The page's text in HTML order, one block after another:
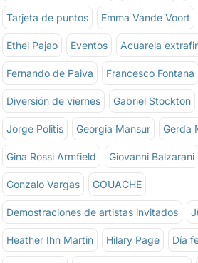
Tarjeta de puntos Emma Vande Voort
Ethel Pajao Eventos Acuarela
Fernando de Paiva Francesco Fontana
Diversión de viernes Gabriel Stockton
Jorge Politis Georgia Mansur Gerda
Gina Rossi Armfield Giovanni Balzarani
Gonzalo Vargas GOUACHE
Demostraciones de artistas invitados
Heather Ihn Martin Hilary Page Día